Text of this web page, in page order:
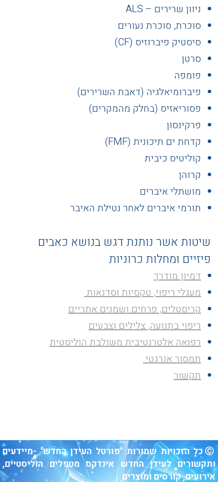
ניוון שרירים – ALS
סוכרת, סוכרת נעורים
סיסטיק פיברוזיס (CF)
סרטן
פומפה
פיברומיאלגיה (דאבת השרירים)
פסוריאזיס (בחלק מהמקרים)
פרקינסון
קדחת ים תיכונית (FMF)
קוליטיס כיבית
קרוהן
מושתלי איברים
תורמי איברים לאחר נטילת האיבר
שיטות אשר נותנת דגש בנושא כאבים
פיזיים ומחלות כרוניות
דמיון מודרך
מעגלי ריפוי, טקסיות וסדנאות
קריסטלים, פרחים ושמנים אתריים
ריפוי בתנועה, צלילים וצבעים
רפואה אלטרנטיבית משולבת הוליסטית
תמסור אנרגטי
תקשור
Ⓒ כל הזכויות שמורות "פורטל העידן החדש" -מיידעים
ותקשורים לעידן החדש אינדקס מטפלים הוליסטיים,
אירועים, קורסים ומוצרים